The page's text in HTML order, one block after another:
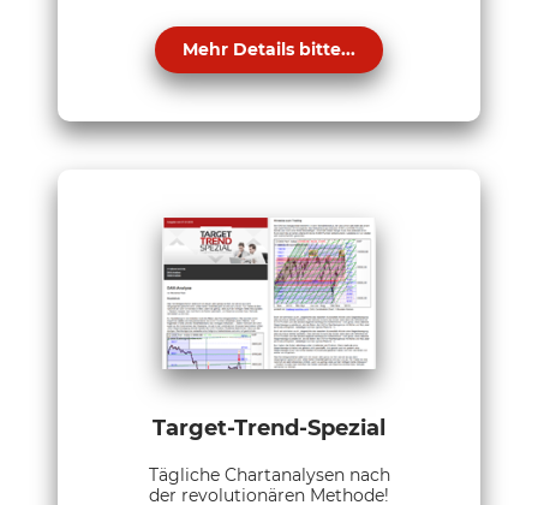
Mehr Details bitte...
Target-Trend-Spezial
Tägliche Chartanalysen nach
der revolutionären Methode!